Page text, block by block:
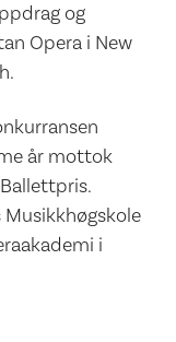
og
Opera i New
år mottok
i